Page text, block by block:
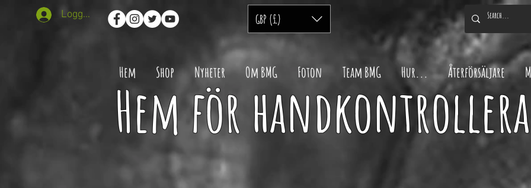
Logga in
Hem Shop Nyheter Om BMG Foton Team BMG Hur... Återförsäljare
GBP (£)
Hem för